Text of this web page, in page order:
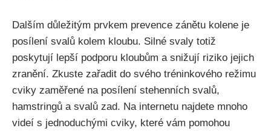
Dalším důležitým prvkem prevence zánětu kolene ⁣je
posílení svalů kolem kloubu. Silné ‍svaly totiž
poskytují lepší podporu kloubům a snižují riziko jejich
zranění. Zkuste zařadit⁢ do svého tréninkového ‌režimu
cviky zaměřené na posílení stehenních svalů,
hamstringů a svalů ​zad.‌ Na⁤ internetu najdete mnoho⁢
videí⁢ s jednoduchými cviky, které vám pomohou